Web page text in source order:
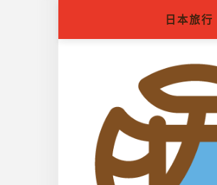
日本旅行